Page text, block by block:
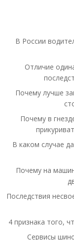
В России
Отличие
Почему лучше
Почему в
В каком случае
Почему на
Последствия
4 признака того,
Сервисы